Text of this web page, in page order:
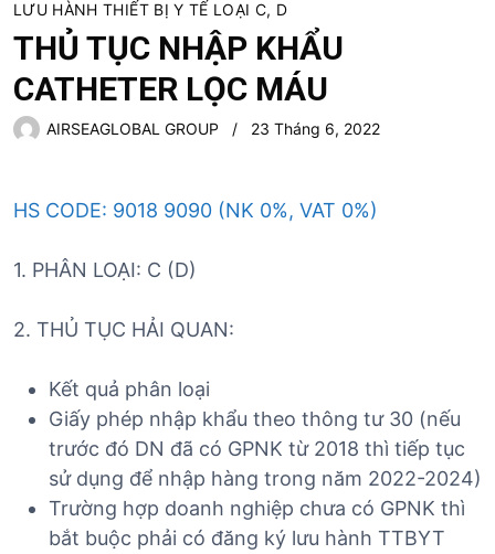
LƯU HÀNH THIẾT BỊ Y TẾ LOẠI C, D
THỦ TỤC NHẬP KHẨU
CATHETER LỌC MÁU
AIRSEAGLOBAL GROUP 23 Tháng 6, 2022
HS CODE: 9018 9090 (NK 0%, VAT 0%)
1. PHÂN LOẠI: C (D)
2. THỦ TỤC HẢI QUAN:
Kết quả phân loại
Giấy phép nhập khẩu theo thông tư 30 (nếu
trước đó DN đã có GPNK từ 2018 thì tiếp tục
sử dụng để nhập hàng trong năm 2022-2024)
Trường hợp doanh nghiệp chưa có GPNK thì
bắt buộc phải có đăng ký lưu hành TTBYT